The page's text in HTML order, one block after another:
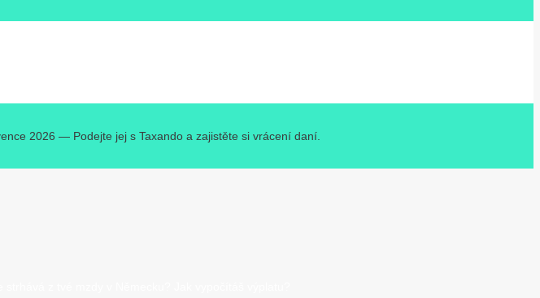
2026 — Podejte jej s Taxando a zajistěte si vrácení daní.